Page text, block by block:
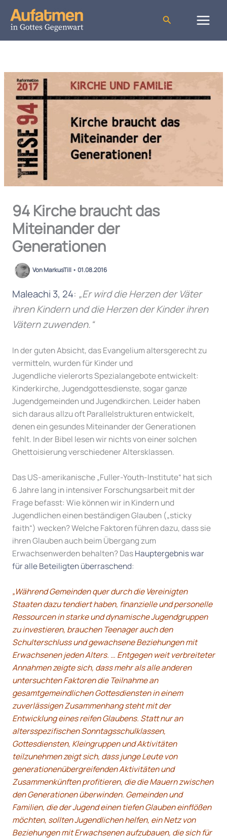
Inhalt
springen
Suchen
94 Kirche braucht das
Miteinander der
Generationen
VonMarkusTill • 01.08.2016
Maleachi 3, 24: „Er wird die Herzen der Väter
ihren Kindern und die Herzen der Kinder ihren
Vätern zuwenden.“
In der guten Absicht, das Evangelium altersgerecht zu
vermitteln, wurden für Kinder und
Jugendliche vielerorts Spezialangebote entwickelt:
Kinderkirche, Jugendgottesdienste, sogar ganze
Jugendgemeinden und Jugendkirchen. Leider haben
sich daraus allzu oft Parallelstrukturen entwickelt,
denen ein gesundes Miteinander der Generationen
fehlt. In der Bibel lesen wir nichts von einer solchen
Ghettoisierung verschiedener Altersklassen.
Das US-amerikanische „Fuller-Youth-Institute“ hat sich
6 Jahre lang in intensiver Forschungsarbeit mit der
Frage befasst: Wie können wir in Kindern und
Jugendlichen einen beständigen Glauben („sticky
faith“) wecken? Welche Faktoren führen dazu, dass sie
ihren Glauben auch beim Übergang zum
Erwachsenwerden behalten? DasHauptergebnis war
für alle Beteiligten überraschend:
„Während Gemeinden quer durch die Vereinigten
Staaten dazu tendiert haben, finanzielle und personelle
Ressourcen in starke und dynamische Jugendgruppen
zu investieren, brauchen Teenager auch den
Schulterschluss und gewachsene Beziehungen mit
Erwachsenen jeden Alters. … Entgegen weit verbreiteter
Annahmen zeigte sich, dass mehr als alle anderen
untersuchten Faktoren die Teilnahme an
gesamtgemeindlichen Gottesdiensten in einem
zuverlässigen Zusammenhang steht mit der
Entwicklung eines reifen Glaubens. Statt nur an
altersspezifischen Sonntagsschulklassen,
Gottesdiensten, Kleingruppen und Aktivitäten
teilzunehmen zeigt sich, dass junge Leute von
generationenübergreifenden Aktivitäten und
Zusammenkünften profitieren, die die Mauern zwischen
den Generationen überwinden. Gemeinden und
Familien, die der Jugend einen tiefen Glauben einflößen
möchten, sollten Jugendlichen helfen, ein Netz von
Beziehungen mit Erwachsenen aufzubauen, die sich für